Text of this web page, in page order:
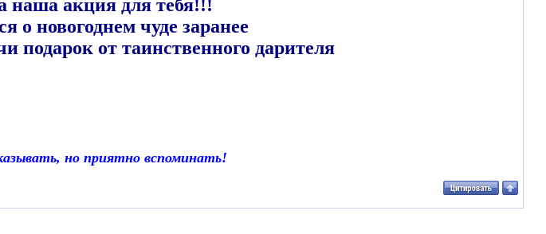
наша акция для тебя!!!
о новогоднем чуде заранее
подарок от таинственного дарителя
но приятно вспоминать!